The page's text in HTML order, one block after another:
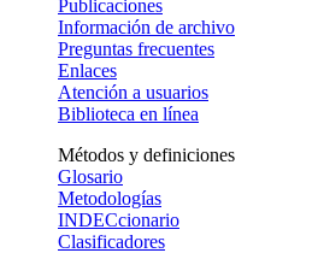
Publicaciones
Información de archivo
Preguntas frecuentes
Enlaces
Atención a usuarios
Biblioteca en línea
Métodos y definiciones
Glosario
Metodologías
INDECcionario
Clasificadores